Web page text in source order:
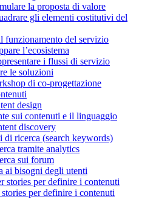
la proposta di valore
gli elementi costitutivi del
funzionamento del servizio
l’ecosistema
i flussi di servizio
le soluzioni
di co-progettazione
design
sui contenuti e il linguaggio
discovery
di ricerca (search keywords)
tramite analytics
sui forum
ai bisogni degli utenti
stories per definire i contenuti
per definire i contenuti